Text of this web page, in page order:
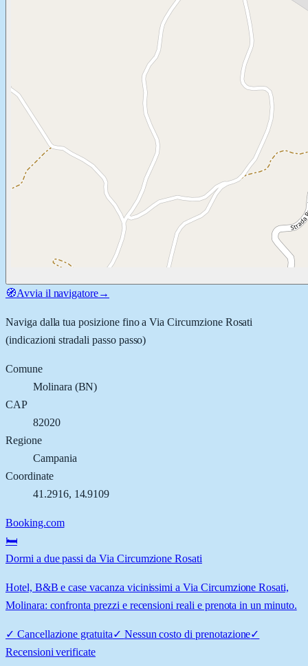
🧭Avvia il navigatore→
Naviga dalla tua posizione fino aVia Circumzione Rosati
(indicazioni stradali passo passo)
Comune
Molinara (BN)
CAP
82020
Regione
Campania
Coordinate
41.2916, 14.9109
Booking.com
🛏️
Dormi a due passi da Via Circumzione Rosati
Hotel, B&B e case vacanza vicinissimi a Via Circumzione Rosati,
Molinara: confronta prezzi e recensioni reali e prenota in un minuto.
✓ Cancellazione gratuita✓ Nessun costo di prenotazione✓
Recensioni verificate